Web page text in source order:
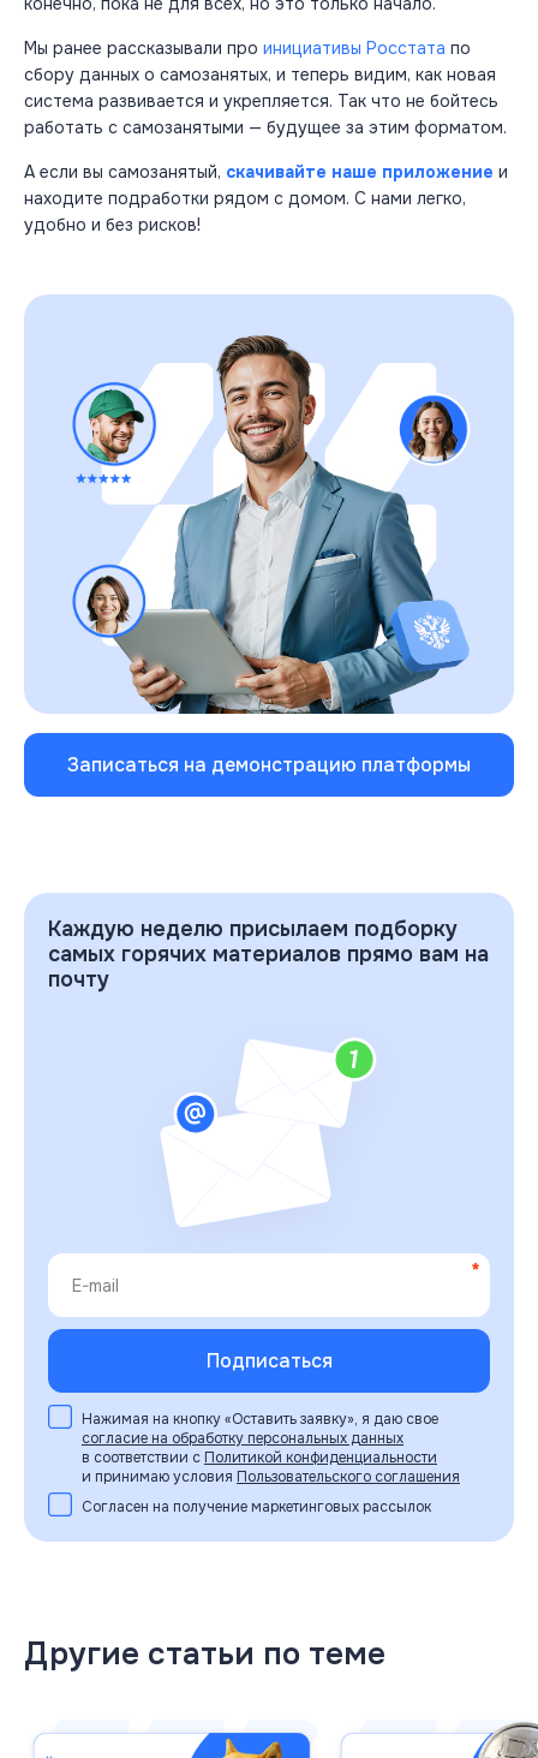
Мы ранее рассказывали про инициативы Росстата по
сбору данных о самозанятых, и теперь видим, как новая
система развивается и укрепляется. Так что не бойтесь
работать с самозанятыми — будущее за этим форматом.
А если вы самозанятый, скачивайте наше приложение и
находите подработки рядом с домом. С нами легко,
удобно и без рисков!
Записаться на демонстрацию платформы
Каждую неделю присылаем подборку
самых горячих материалов прямо вам на
почту
Нажимая на кнопку «Оставить заявку», я даю свое
согласие на обработку персональных данных
в соответствии с Политикой конфиденциальности
и принимаю условия Пользовательского соглашения
Согласен на получение маркетинговых рассылок
Другие статьи по теме